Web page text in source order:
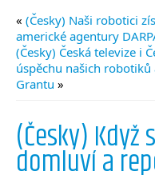
« (Česky) Naši robotici
americké agentury
(Česky) Česká televize i
úspěchu našich robotiků
Grantu »
(Česky)
domluví a